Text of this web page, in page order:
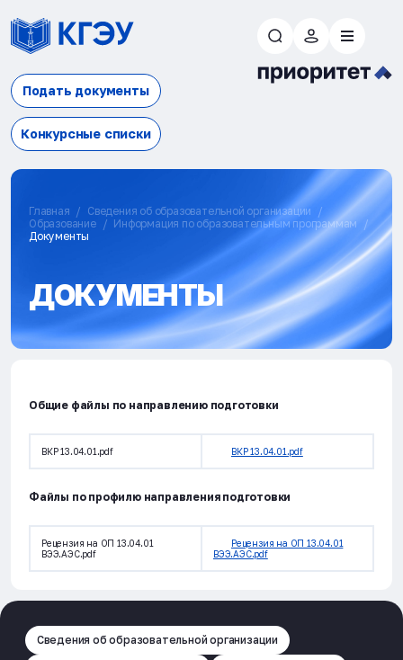
Подать документы
Конкурсные списки
Главная
Сведения об образовательной организации
Образование
Информация по образовательным программам
Документы
ДОКУМЕНТЫ
Общие файлы по направлению подготовки
ВКР 13.04.01.pdf ВКР 13.04.01.pdf
Файлы по профилю направления подготовки
Рецензия на ОП 13.04.01
ВЭЭ.АЭС.pdf
Рецензия на ОП 13.04.01
ВЭЭ.АЭС.pdf
Сведения об образовательной организации